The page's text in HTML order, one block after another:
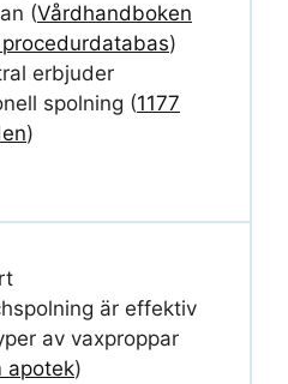
(Vårdhandboken
)
erbjuder
spolning (1177
)
är effektiv
av vaxproppar
apotek)